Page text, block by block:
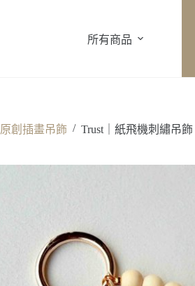
所有商品
原創插畫吊飾 / Trust｜紙飛機刺繡吊飾